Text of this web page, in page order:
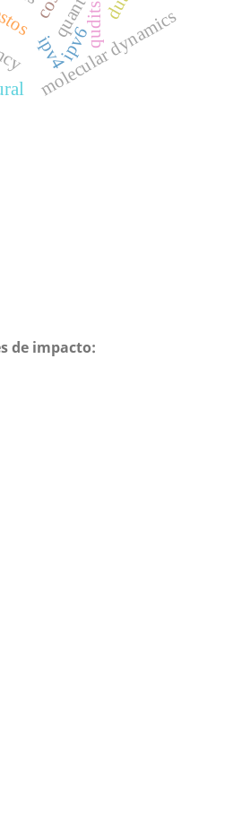
ipv6
ipv4
molecular dynamics
qudits
de impacto: